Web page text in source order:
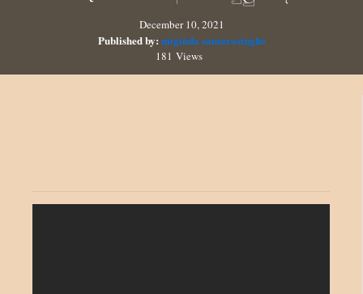
December 10, 2021
Published by: miginda samarasinghe
181 Views